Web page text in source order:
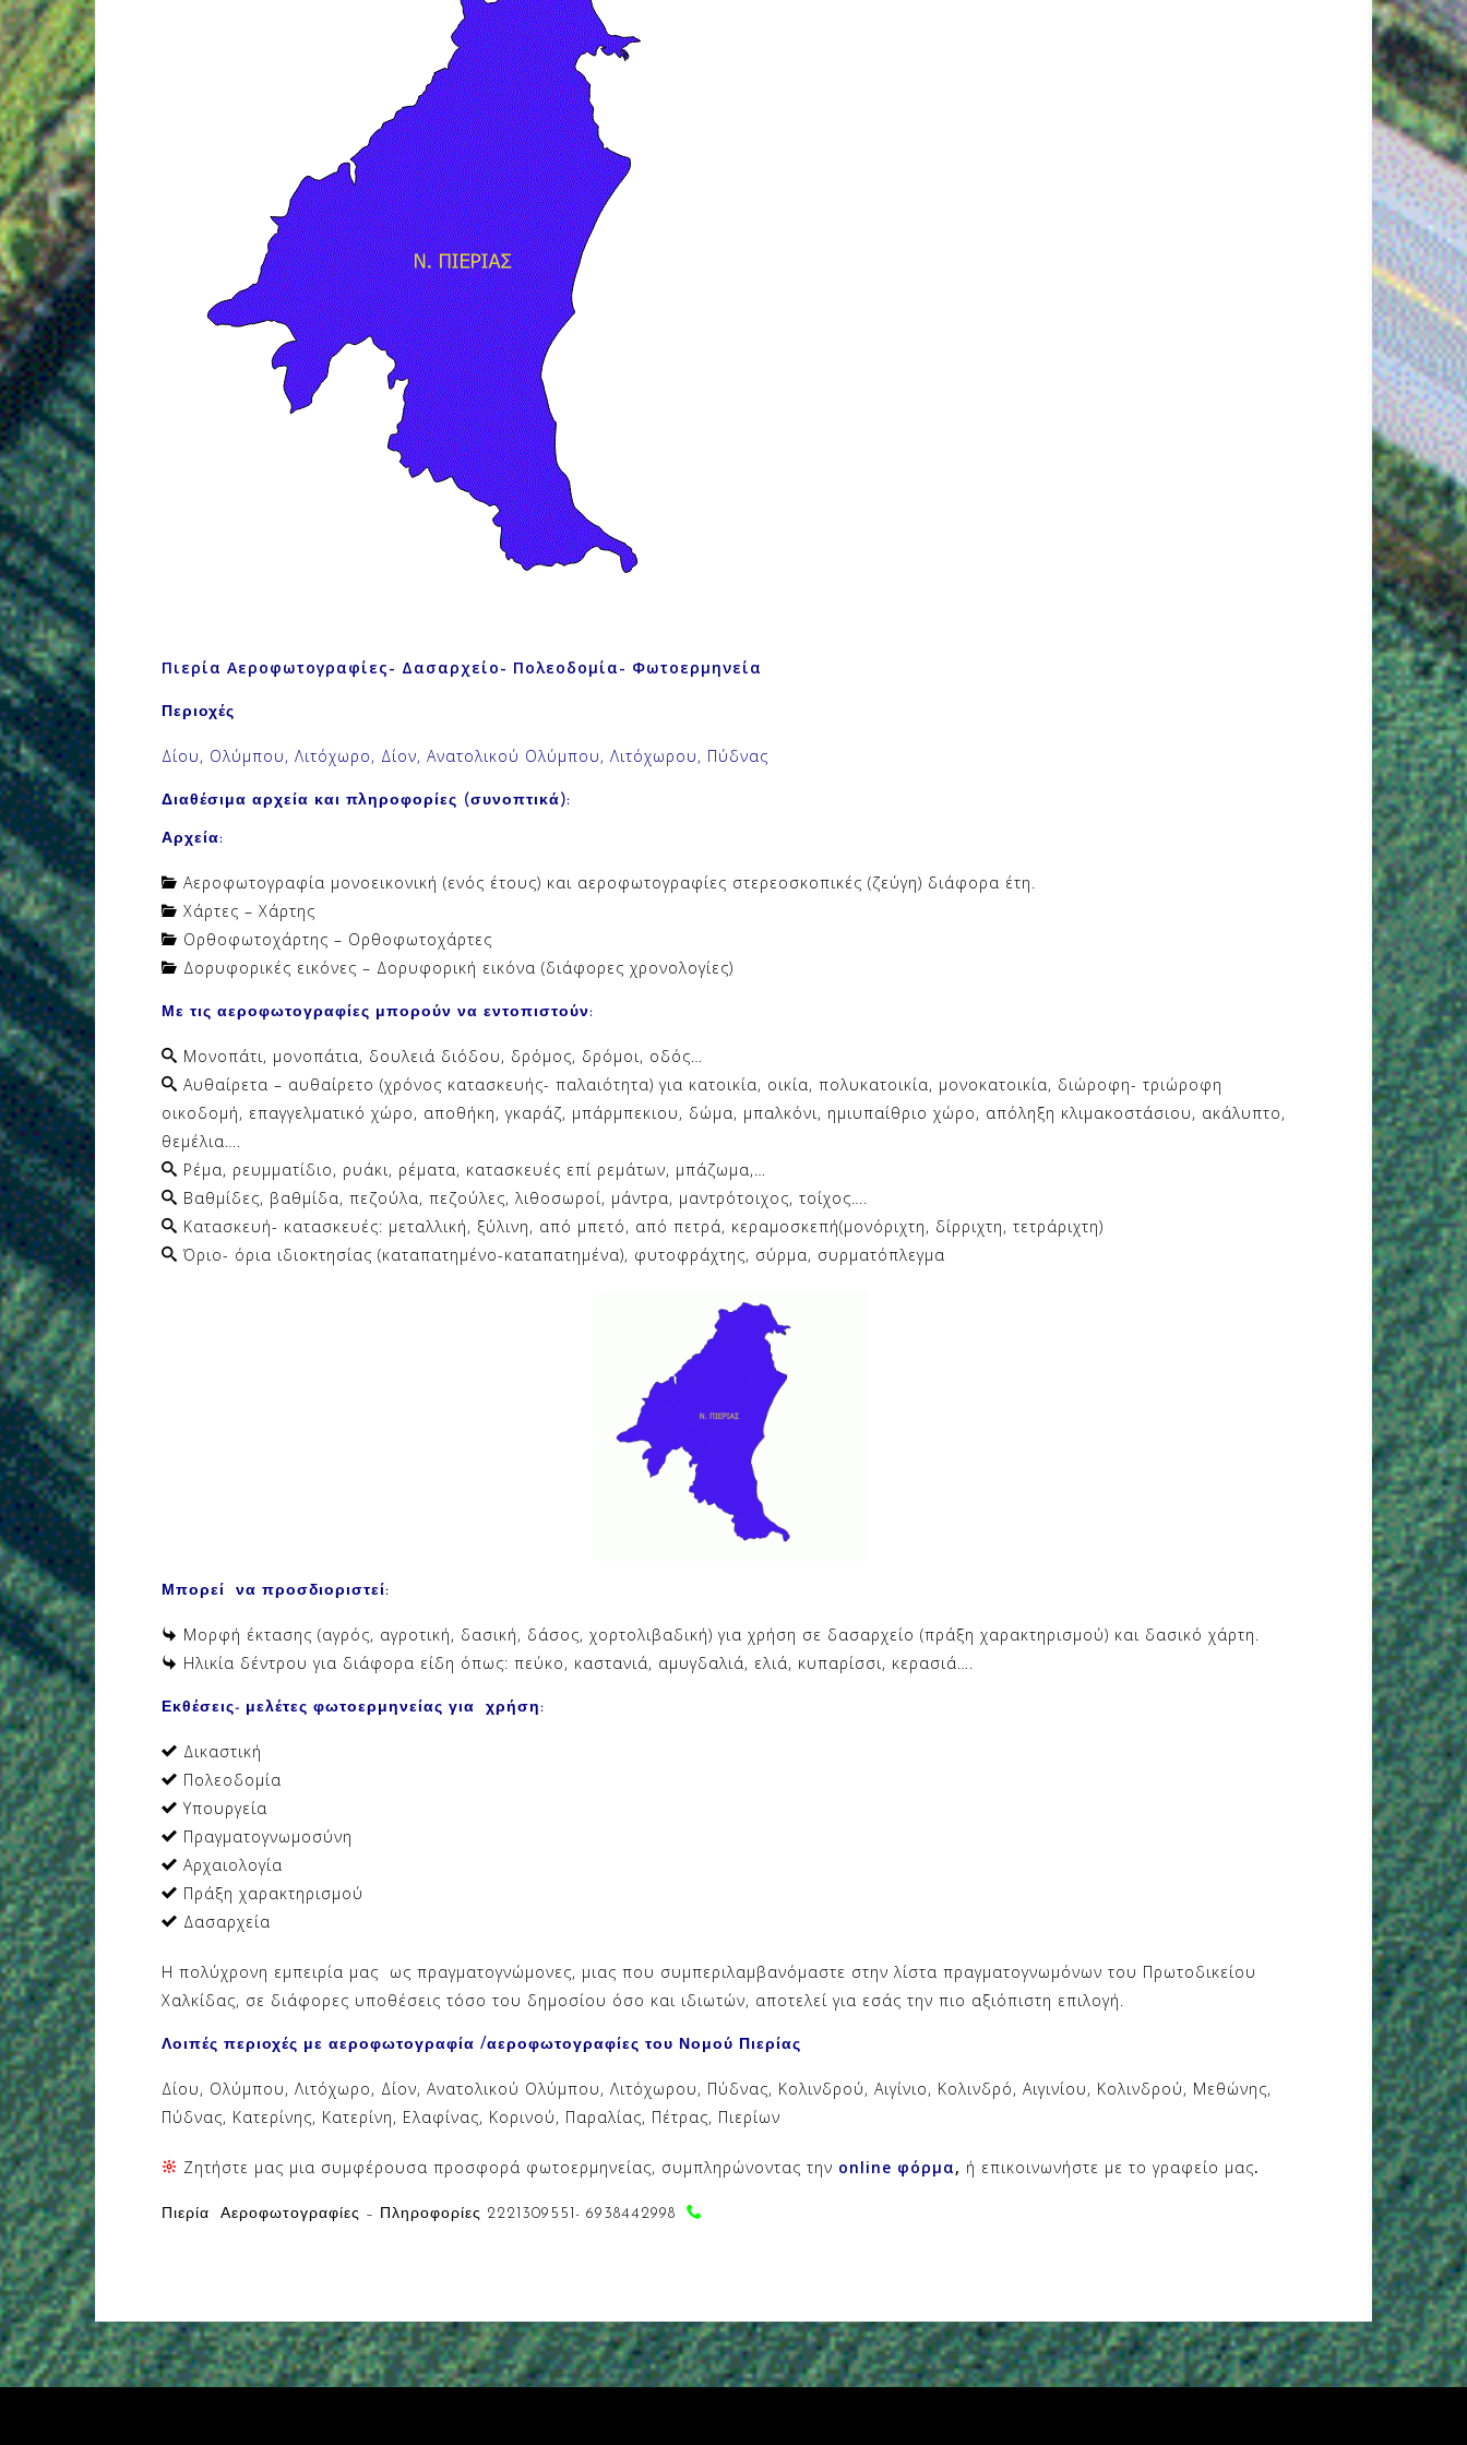
Πιερία Αεροφωτογραφίες- Δασαρχείο- Πολεοδομία- Φωτοερμηνεία
Περιοχές
Δίου, Ολύμπου, Λιτόχωρο, Δίον, Ανατολικού Ολύμπου, Λιτόχωρου, Πύδνας
Διαθέσιμα αρχεία και πληροφορίες (συνοπτικά):
Αρχεία:
Aεροφωτογραφία μονοεικονική (ενός έτους) και αεροφωτογραφίες στερεοσκοπικές (ζεύγη) διάφορα έτη.
Χάρτες – Χάρτης
Ορθοφωτοχάρτης – Ορθοφωτοχάρτες
Δορυφορικές εικόνες – Δορυφορική εικόνα (διάφορες χρονολογίες)
Με τις αεροφωτογραφίες μπορούν να εντοπιστούν:
Μονοπάτι, μονοπάτια, δουλειά διόδου, δρόμος, δρόμοι, οδός…
Αυθαίρετα – αυθαίρετο (χρόνος κατασκευής- παλαιότητα) για κατοικία, οικία, πολυκατοικία, μονοκατοικία, διώροφη- τριώροφη
οικοδομή, επαγγελματικό χώρο, αποθήκη, γκαράζ, μπάρμπεκιου, δώμα, μπαλκόνι, ημιυπαίθριο χώρο, απόληξη κλιμακοστάσιου, ακάλυπτο,
θεμέλια….
Ρέμα, ρευμματίδιο, ρυάκι, ρέματα, κατασκευές επί ρεμάτων, μπάζωμα,…
Βαθμίδες, βαθμίδα, πεζούλα, πεζούλες, λιθοσωροί, μάντρα, μαντρότοιχος, τοίχος….
Κατασκευή- κατασκευές: μεταλλική, ξύλινη, από μπετό, από πετρά, κεραμοσκεπή(μονόριχτη, δίρριχτη, τετράριχτη)
Όριο- όρια ιδιοκτησίας (καταπατημένο-καταπατημένα), φυτοφράχτης, σύρμα, συρματόπλεγμα
Μπορεί να προσδιοριστεί:
Μορφή έκτασης (αγρός, αγροτική, δασική, δάσος, χορτολιβαδική) για χρήση σε δασαρχείο (πράξη χαρακτηρισμού) και δασικό χάρτη.
Ηλικία δέντρου για διάφορα είδη όπως: πεύκο, καστανιά, αμυγδαλιά, ελιά, κυπαρίσσι, κερασιά….
Εκθέσεις- μελέτες φωτοερμηνείας για χρήση:
Δικαστική
Πολεοδομία
Υπουργεία
Πραγματογνωμοσύνη
Αρχαιολογία
Πράξη χαρακτηρισμού
Δασαρχεία
Η πολύχρονη εμπειρία μας ως πραγματογνώμονες, μιας που συμπεριλαμβανόμαστε στην λίστα πραγματογνωμόνων του Πρωτοδικείου
Χαλκίδας, σε διάφορες υποθέσεις τόσο του δημοσίου όσο και ιδιωτών, αποτελεί για εσάς την πιο αξιόπιστη επιλογή.
Λοιπές περιοχές με αεροφωτογραφία /αεροφωτογραφίες του Νομού Πιερίας
Δίου, Ολύμπου, Λιτόχωρο, Δίον, Ανατολικού Ολύμπου, Λιτόχωρου, Πύδνας, Κολινδρού, Αιγίνιο, Κολινδρό, Αιγινίου, Κολινδρού, Μεθώνης,
Πύδνας, Κατερίνης, Κατερίνη, Ελαφίνας, Κορινού, Παραλίας, Πέτρας, Πιερίων
Ζητήστε μας μια συμφέρουσα προσφορά φωτοερμηνείας, συμπληρώνοντας την online φόρμα, ή επικοινωνήστε με το γραφείο μας.
Πιερία Αεροφωτογραφίες – Πληροφορίες 2221309551- 6938442998